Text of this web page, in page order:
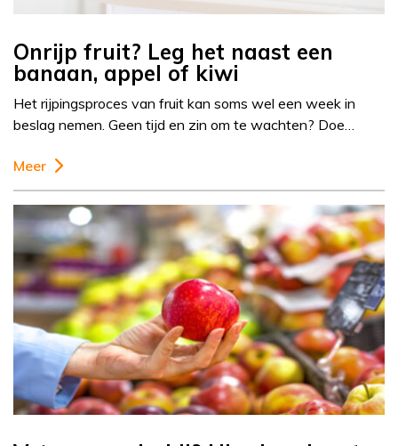
Onrijp fruit? Leg het naast een
banaan, appel of kiwi
Het rijpingsproces van fruit kan soms wel een week in
beslag nemen. Geen tijd en zin om te wachten? Doe…
Meer